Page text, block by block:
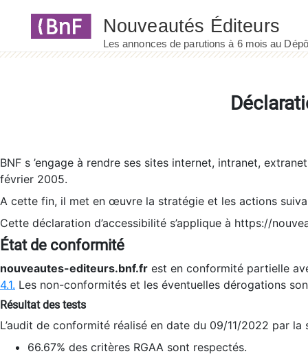
BNF s ’engage à rendre ses sites internet, intranet,
février 2005.
A cette fin, il met en œuvre la stratégie et les actions
Cette déclaration d’accessibilité s’applique à https://
État de conformité
nouveautes-editeurs.bnf.fr est en conformité partielle
4.1. Les non-conformités et les éventuelles dérogations
Résultat des tests
L’audit de conformité réalisé en date du 09/11/2022 par
66.67% des critères RGAA sont respectés.